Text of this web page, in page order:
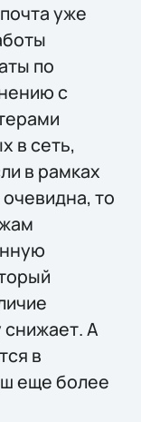
уже
по
с
в сеть,
в рамках
то
снижает. А
в
еще более